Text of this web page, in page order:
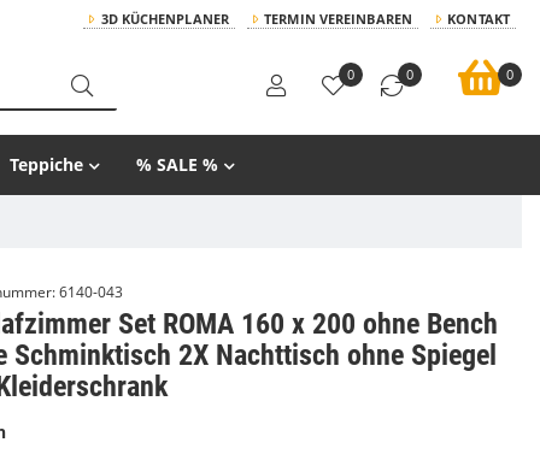
3D KÜCHENPLANER TERMIN VEREINBAREN KONTAKT
0 0 0
Teppiche % SALE %
6140-043
Set ROMA 160 x 200 ohne Bench
Schminktisch 2X Nachttisch ohne Spiegel